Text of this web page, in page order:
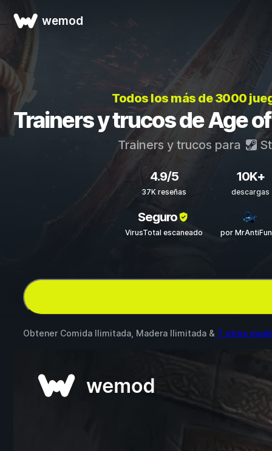
wemod
Todos los más de 3000
Trainers y trucos de Age
Trainers y trucos para
4.9/5
37K reseñas
10K+
descargas
Seguro
VirusTotal escaneado por
Obtener Comida Ilimitada, Madera Ilimitada & 7 otros